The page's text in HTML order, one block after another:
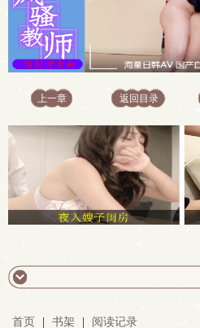
上一章 返回目录
首页 书架 阅读记录